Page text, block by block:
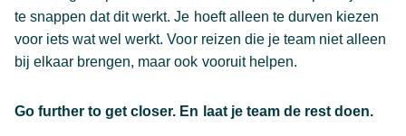
te snappen dat dit werkt. Je hoeft alleen te durven kiezen
voor iets wat wel werkt. Voor reizen die je team niet alleen
bij elkaar brengen, maar ook vooruit helpen.
Go further to get closer. En laat je team de rest doen.